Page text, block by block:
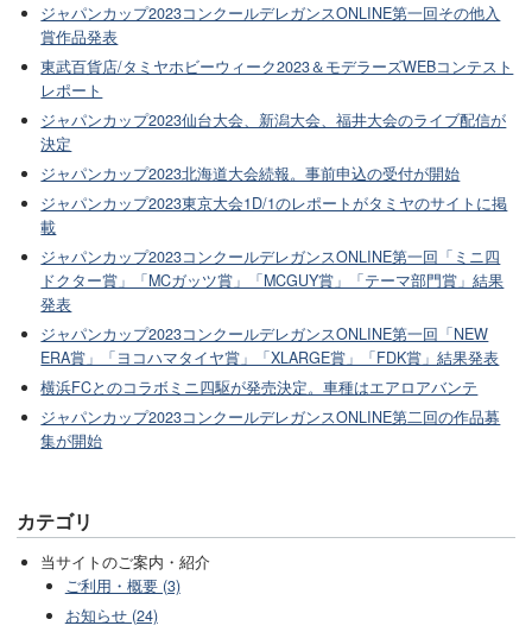
ジャパンカップ2023コンクールデレガンスONLINE第一回その他入
賞作品発表
東武百貨店/タミヤホビーウィーク2023＆モデラーズWEBコンテスト
レポート
ジャパンカップ2023仙台大会、新潟大会、福井大会のライブ配信が
決定
ジャパンカップ2023北海道大会続報。事前申込の受付が開始
ジャパンカップ2023東京大会1D/1のレポートがタミヤのサイトに掲
載
ジャパンカップ2023コンクールデレガンスONLINE第一回「ミニ四
ドクター賞」「MCガッツ賞」「MCGUY賞」「テーマ部門賞」結果
発表
ジャパンカップ2023コンクールデレガンスONLINE第一回「NEW
ERA賞」「ヨコハマタイヤ賞」「XLARGE賞」「FDK賞」結果発表
横浜FCとのコラボミニ四駆が発売決定。車種はエアロアバンテ
ジャパンカップ2023コンクールデレガンスONLINE第二回の作品募
集が開始
カテゴリ
当サイトのご案内・紹介
ご利用・概要 (3)
お知らせ (24)